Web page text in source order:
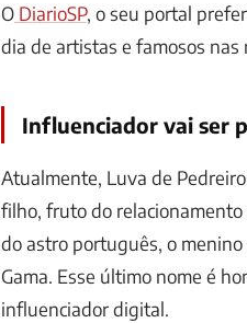
O DiarioSP, o seu portal
dia de artistas e famosos nas
Influenciador vai ser
Atualmente, Luva de
filho, fruto do relacionamento
do astro português, o menino
Gama. Esse último nome é
influenciador digital.